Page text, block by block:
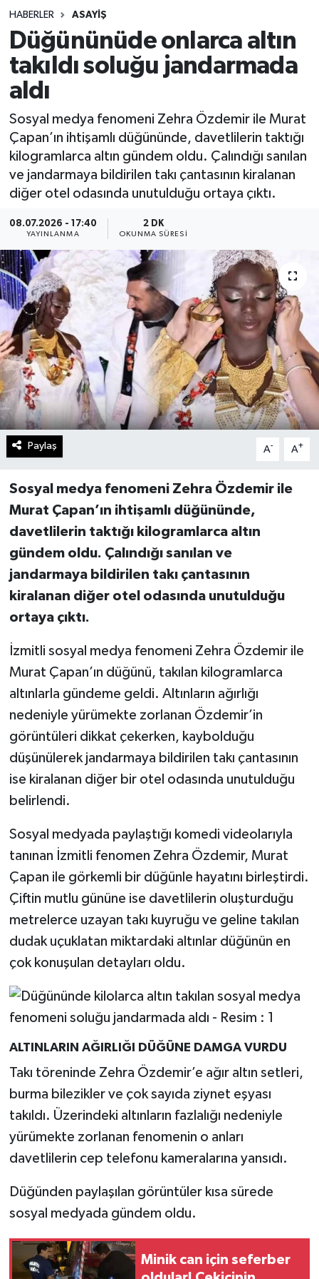
HABERLER ASAYIŞ
Düğününüde onlarca altın
takıldı soluğu jandarmada
aldı
Sosyal medya fenomeni Zehra Özdemir ile Murat
Çapan’ın ihtişamlı düğününde, davetlilerin taktığı
kilogramlarca altın gündem oldu. Çalındığı sanılan
ve jandarmaya bildirilen takı çantasının kiralanan
diğer otel odasında unutulduğu ortaya çıktı.
08.07.2026 - 17:40
YAYINLANMA
2 DK
OKUNMA SÜRESI
Paylaş A- A+
Sosyal medya fenomeni Zehra Özdemir ile
Murat Çapan’ın ihtişamlı düğününde,
davetlilerin taktığı kilogramlarca altın
gündem oldu. Çalındığı sanılan ve
jandarmaya bildirilen takı çantasının
kiralanan diğer otel odasında unutulduğu
ortaya çıktı.
İzmitli sosyal medya fenomeni Zehra Özdemir ile
Murat Çapan’ın düğünü, takılan kilogramlarca
altınlarla gündeme geldi. Altınların ağırlığı
nedeniyle yürümekte zorlanan Özdemir’in
görüntüleri dikkat çekerken, kaybolduğu
düşünülerek jandarmaya bildirilen takı çantasının
ise kiralanan diğer bir otel odasında unutulduğu
belirlendi.
Sosyal medyada paylaştığı komedi videolarıyla
tanınan İzmitli fenomen Zehra Özdemir, Murat
Çapan ile görkemli bir düğünle hayatını birleştirdi.
Çiftin mutlu gününe ise davetlilerin oluşturduğu
metrelerce uzayan takı kuyruğu ve geline takılan
dudak uçuklatan miktardaki altınlar düğünün en
çok konuşulan detayları oldu.
ALTINLARIN AĞIRLIĞI DÜĞÜNE DAMGA VURDU
Takı töreninde Zehra Özdemir’e ağır altın setleri,
burma bilezikler ve çok sayıda ziynet eşyası
takıldı. Üzerindeki altınların fazlalığı nedeniyle
yürümekte zorlanan fenomenin o anları
davetlilerin cep telefonu kameralarına yansıdı.
Düğünden paylaşılan görüntüler kısa sürede
sosyal medyada gündem oldu.
Minik can için seferber
Spor
Teknoloji
Yaşam